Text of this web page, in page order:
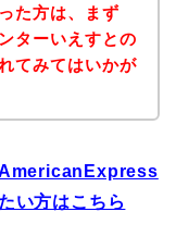
た方は、まず
ターいえすとの
てみてはいかが
AmericanExpress
い方はこちら